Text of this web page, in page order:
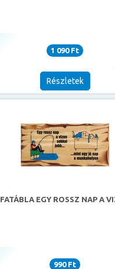
1 090 Ft
Részletek
FATÁBLA EGY ROSSZ NAP A
990 Ft